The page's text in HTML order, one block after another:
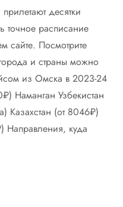
десятки
точное расписание
сайте. Посмотрите
и страны можно
из Омска в 2023-24
Наманган Узбекистан
Казахстан (от 8046₽)
Направления, куда